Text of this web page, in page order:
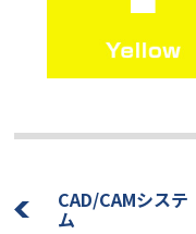
CAD/CAMシステ
ム